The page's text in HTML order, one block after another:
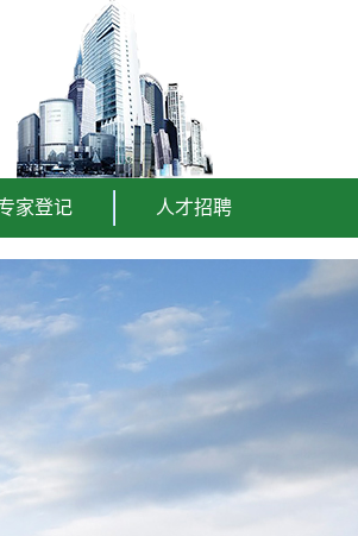
家登记 人才招聘